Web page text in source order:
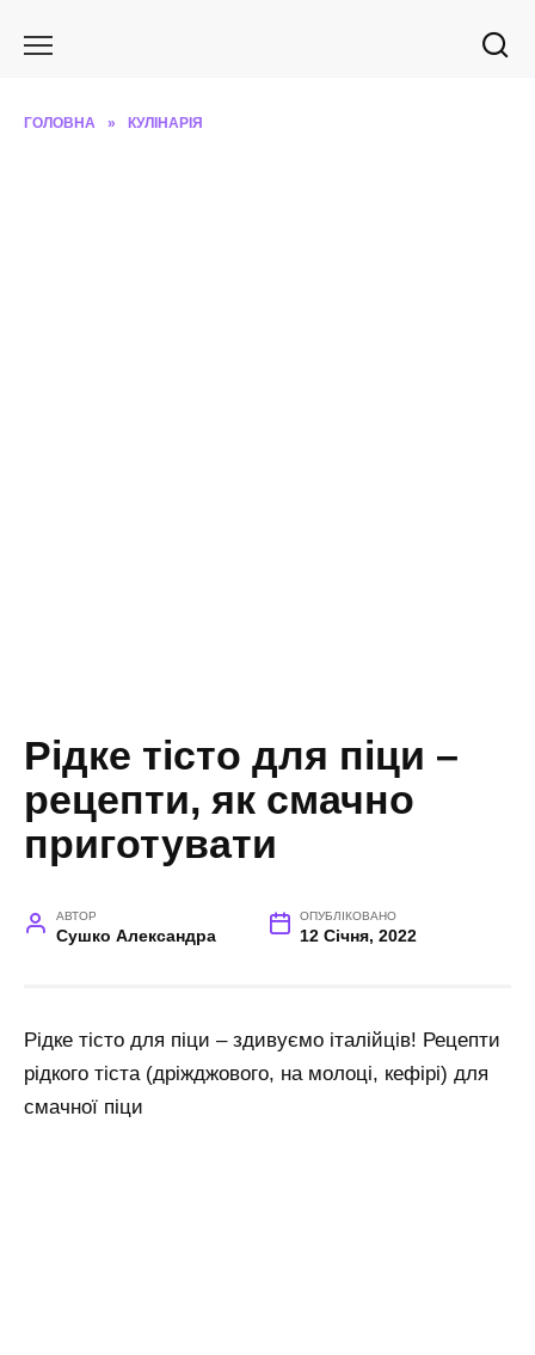
ГОЛОВНА » КУЛІНАРІЯ
Рідке тісто для піци –
рецепти, як смачно
приготувати
АВТОР
Сушко Александра
ОПУБЛІКОВАНО
12 Січня, 2022
Рідке тісто для піци – здивуємо італійців! Рецепти
рідкого тіста (дріжджового, на молоці, кефірі) для
смачної піци